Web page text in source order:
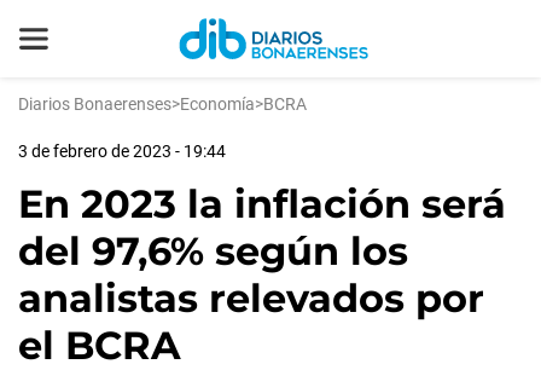
Diarios Bonaerenses>Economía>BCRA
3 de febrero de 2023 - 19:44
En 2023 la inflación será
del 97,6% según los
analistas relevados por
el BCRA